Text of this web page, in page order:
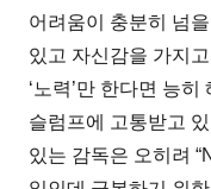
어려움이 충분히 넘
있고 자신감을 가지
‘노력’만 한다면 능
슬럼프에 고통받고
있는 감독은 오히려